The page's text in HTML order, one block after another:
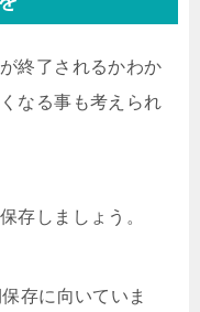
終了されるかわか
なる事も考えられ
存しましょう。
存に向いていま